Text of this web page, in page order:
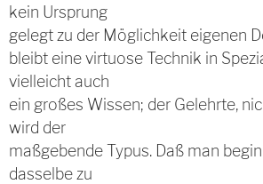
kein Ursprung
gelegt zu der Möglichkeit eigenen
bleibt eine virtuose Technik in
vielleicht auch
ein großes Wissen; der Gelehrte,
wird der
maßgebende Typus. Daß man
dasselbe zu